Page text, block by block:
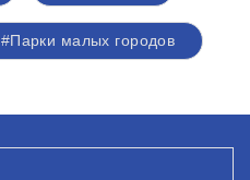
#Парки малых городов